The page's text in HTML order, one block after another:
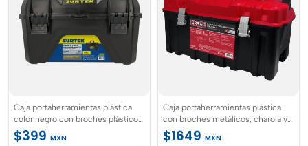
Caja portaherramientas plástica
color negro con broches plásticos
y charola 19" Surtek
$399 MXN
Caja portaherramientas plástica
con broches metálicos, charola y
tapa roja 26" x 10" x 10" Urrea
$1649 MXN